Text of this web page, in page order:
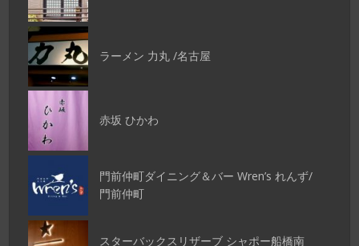
ラーメン 力丸 /名古屋
赤坂 ひかわ
門前仲町ダイニング＆バー Wren’s れんず/
門前仲町
スターバックスリザーブ シャポー船橋南